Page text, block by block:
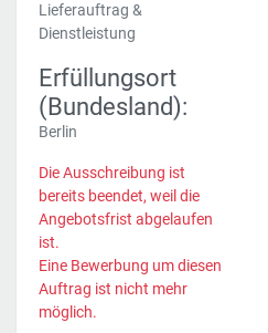
Lieferauftrag &
Dienstleistung
Erfüllungsort
(Bundesland):
Berlin
Die Ausschreibung ist
bereits beendet, weil die
Angebotsfrist abgelaufen
ist.
Eine Bewerbung um diesen
Auftrag ist nicht mehr
möglich.